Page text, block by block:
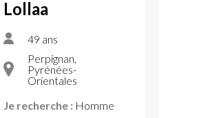
Lollaa
49 ans
Perpignan,
Pyrénées-
Orientales
Je recherche : Homme